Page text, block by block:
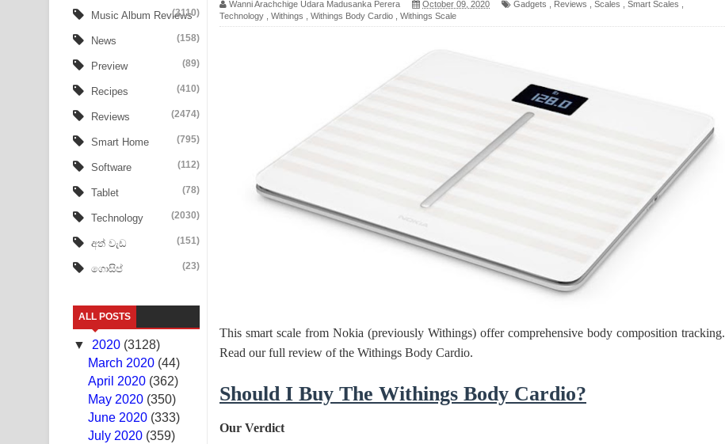
Heavy Weight Song Lyrics
Aye Lanweela Song Lyrics - ආයේ ලංවීලා ගීතයේ පද පෙළ
BTS : Hooligan Lyrics
Apa Hamuwee Song Lyrics - අප හමුවී ගීතයේ පද පෙළ
PATHINIYE Song Lyrics - පතිනියනේ ගීතයේ පද පෙළ
Sorry Sir Song Lyrics - සොරි සර් ගීතයේ පද පෙළ
Mathaka Aluthin Liyanna Song Lyrics - මතක අලුතින් ලියන්න ගීතයේ පද පෙළ
Sandak Awith Song Lyrics - සඳක් ඇවිත් ගීතයේ පද පෙළ
Swetha Sande Song Lyrics - ශ්වේත සඳේ ගීතයේ පද පෙළ
Ma Igili Giya Lyrics - මා ඉගිලී ගියා ගීතයේ පද පෙළ
Ras Balan Song Lyrics - රැස් බලන් ගීතයේ පද පෙළ
Hoda sihiyen Song Lyrics - හොද සිහියෙන් ගීතයේ පද පෙළ
Music Album Reviews
(3110)
News (158)
Preview (89)
Recipes (410)
Reviews (2474)
Smart Home (795)
Software (112)
Tablet (78)
Technology (2030)
අත් වැඩ (151)
ගොසිප් (23)
ALL POSTS
▼ 2020 (3128)
March 2020 (44)
April 2020 (362)
May 2020 (350)
June 2020 (333)
July 2020 (359)
Wanni Arachchige Udara Madusanka Perera October 09, 2020 Gadgets Reviews Scales Smart Scales
Technology
Withings Withings Body Cardio Withings Scale
This smart scale from Nokia (previously Withings) offer comprehensive body composition tracking.
Read our full review of the Withings Body Cardio.
Should I Buy The Withings Body Cardio?
Our Verdict